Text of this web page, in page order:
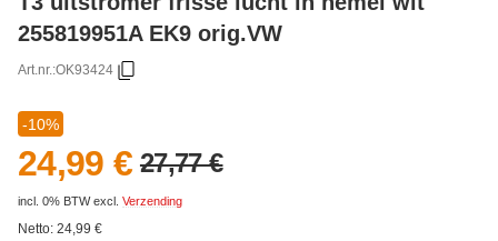
255819951A EK9 orig.VW
Art.nr.:OK93424
-10%
24,99 € 27,77 €
incl. 0% BTWexcl. Verzending
Netto: 24,99 €